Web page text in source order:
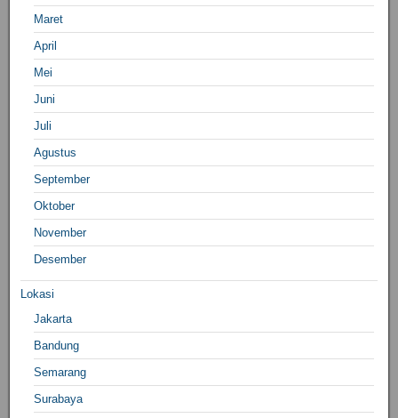
Maret
April
Mei
Juni
Juli
Agustus
September
Oktober
November
Desember
Lokasi
Jakarta
Bandung
Semarang
Surabaya